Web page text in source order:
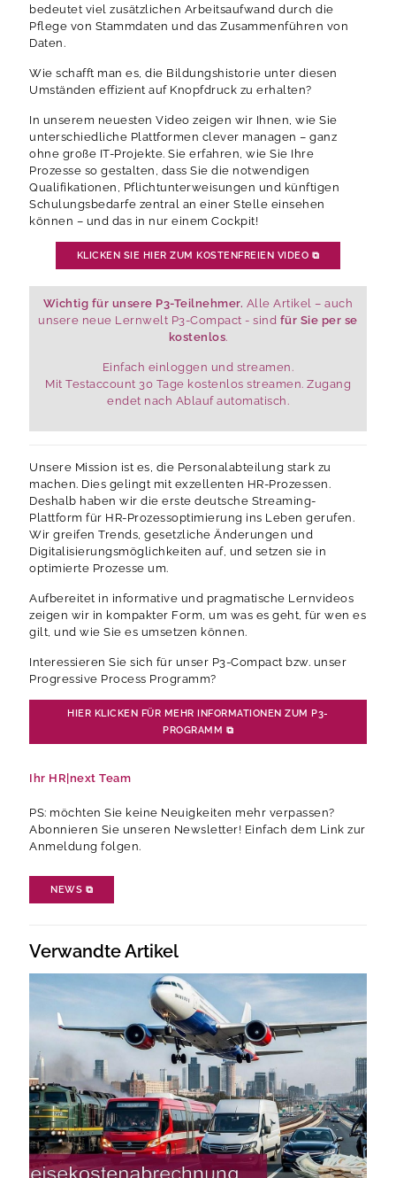
bedeutet viel zusätzlichen Arbeitsaufwand durch die
Pflege von Stammdaten und das Zusammenführen von
Daten.
Wie schafft man es, die Bildungshistorie unter diesen
Umständen effizient auf Knopfdruck zu erhalten?
In unserem neuesten Video zeigen wir Ihnen, wie Sie
unterschiedliche Plattformen clever managen – ganz
ohne große IT-Projekte. Sie erfahren, wie Sie Ihre
Prozesse so gestalten, dass Sie die notwendigen
Qualifikationen, Pflichtunterweisungen und künftigen
Schulungsbedarfe zentral an einer Stelle einsehen
können – und das in nur einem Cockpit!
KLICKEN SIE HIER ZUM KOSTENFREIEN VIDEO ⧉
Wichtig für unsere P3-Teilnehmer. Alle Artikel – auch
unsere neue Lernwelt P3-Compact - sind für Sie per se
kostenlos.
Einfach einloggen und streamen.
Mit Testaccount 30 Tage kostenlos streamen. Zugang
endet nach Ablauf automatisch.
Unsere Mission ist es, die Personalabteilung stark zu
machen. Dies gelingt mit exzellenten HR-Prozessen.
Deshalb haben wir die erste deutsche Streaming-
Plattform für HR-Prozessoptimierung ins Leben gerufen.
Wir greifen Trends, gesetzliche Änderungen und
Digitalisierungsmöglichkeiten auf, und setzen sie in
optimierte Prozesse um.
Aufbereitet in informative und pragmatische Lernvideos
zeigen wir in kompakter Form, um was es geht, für wen es
gilt, und wie Sie es umsetzen können.
Interessieren Sie sich für unser P3-Compact bzw. unser
Progressive Process Programm?
HIER KLICKEN FÜR MEHR INFORMATIONEN ZUM P3-
PROGRAMM ⧉
Ihr HR|next Team
PS: möchten Sie keine Neuigkeiten mehr verpassen?
Abonnieren Sie unseren Newsletter! Einfach dem Link zur
Anmeldung folgen.
NEWS ⧉
Verwandte Artikel